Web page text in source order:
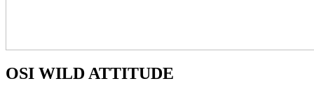
OSI WILD ATTITUDE